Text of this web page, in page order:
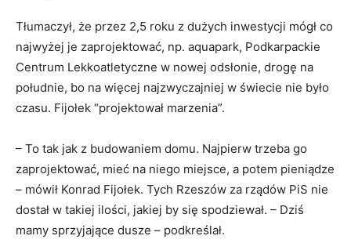
Tłumaczył, że przez 2,5 roku z dużych inwestycji mógł co
najwyżej je zaprojektować, np. aquapark, Podkarpackie
Centrum Lekkoatletyczne w nowej odsłonie, drogę na
południe, bo na więcej najzwyczajniej w świecie nie było
czasu. Fijołek “projektował marzenia”.
– To tak jak z budowaniem domu. Najpierw trzeba go
zaprojektować, mieć na niego miejsce, a potem pieniądze
– mówił Konrad Fijołek. Tych Rzeszów za rządów PiS nie
dostał w takiej ilości, jakiej by się spodziewał. – Dziś
mamy sprzyjające dusze – podkreślał.